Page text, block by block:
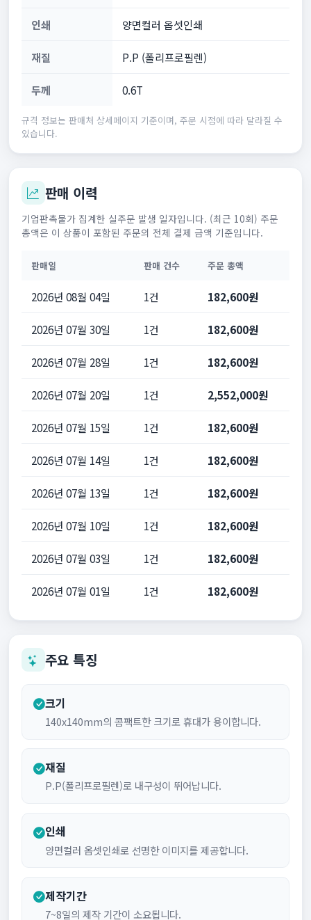
인쇄 양면컬러 옵셋인쇄
재질 P.P (폴리프로필렌)
두께 0.6T
규격 정보는 판매처 상세페이지 기준이며, 주문 시점에 따라 달라질 수
있습니다.
판매 이력
기업판촉물가 집계한 실주문 발생 일자입니다. (최근 10회) 주문
총액은 이 상품이 포함된 주문의 전체 결제 금액 기준입니다.
판매일 판매 건수 주문 총액
2026년 08월 04일 1건 182,600원
2026년 07월 30일 1건 182,600원
2026년 07월 28일 1건 182,600원
2026년 07월 20일 1건 2,552,000원
2026년 07월 15일 1건 182,600원
2026년 07월 14일 1건 182,600원
2026년 07월 13일 1건 182,600원
2026년 07월 10일 1건 182,600원
2026년 07월 03일 1건 182,600원
2026년 07월 01일 1건 182,600원
주요 특징
크기
140x140mm의 콤팩트한 크기로 휴대가 용이합니다.
재질
P.P(폴리프로필렌)로 내구성이 뛰어납니다.
인쇄
양면컬러 옵셋인쇄로 선명한 이미지를 제공합니다.
제작기간
7~8일의 제작 기간이 소요됩니다.